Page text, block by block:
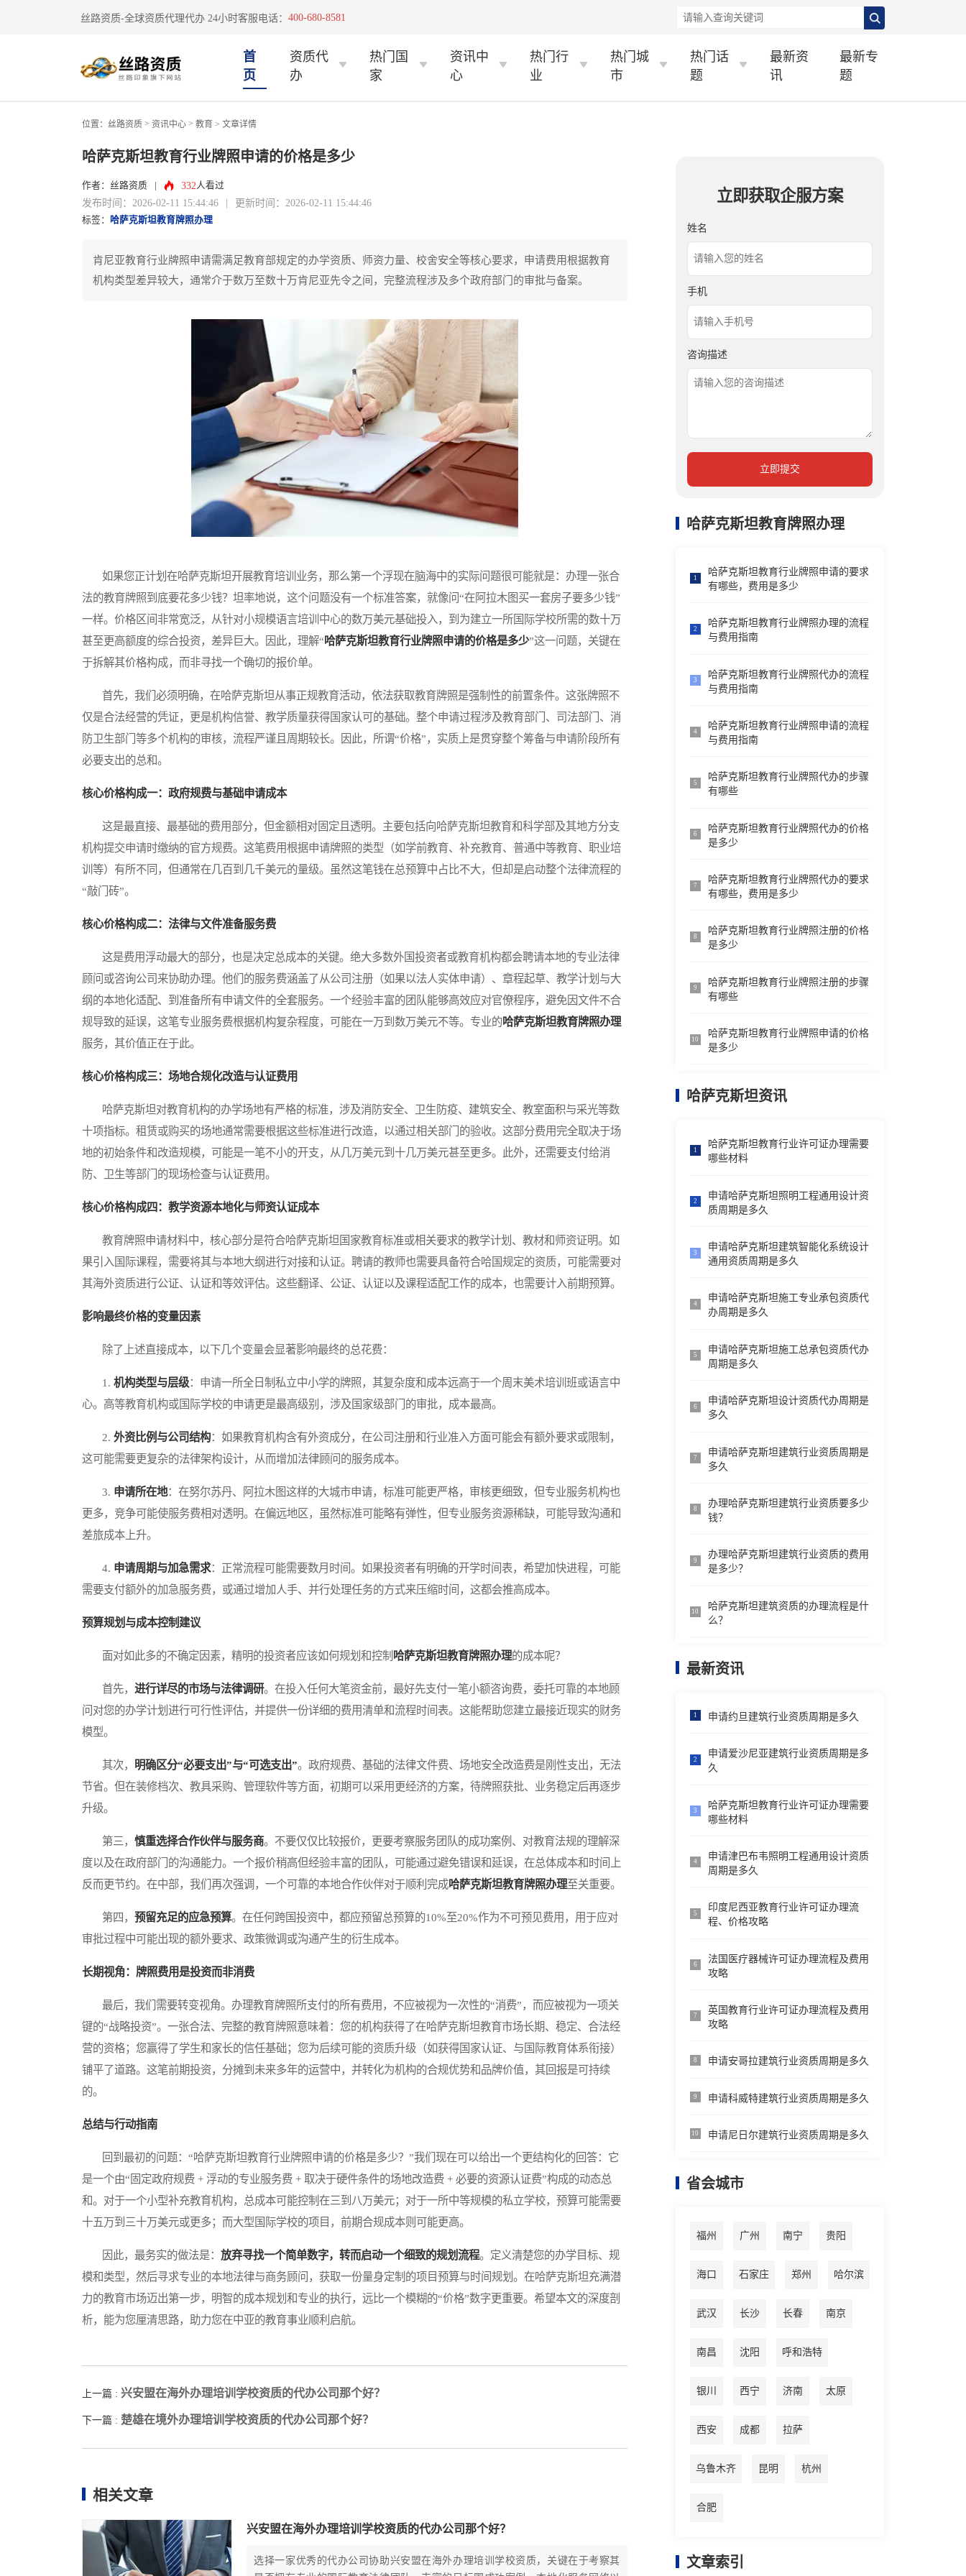
丝路资质-全球资质代理代办 24小时客服电话： 400-680-8581
首
页
资质代
办
热门国
家
资讯中
心
热门行
业
热门城
市
热门话
题
最新资
讯
最新专
题
位置： 丝路资质 > 资讯中心 > 教育 > 文章详情
哈萨克斯坦教育行业牌照申请的价格是多少
作者：丝路资质 332人看过
发布时间：2026-02-11 15:44:46 | 更新时间：2026-02-11 15:44:46
标签： 哈萨克斯坦教育牌照办理
肯尼亚教育行业牌照申请需满足教育部规定的办学资质、师资力量、校舍安全等核心要求，申请费用根据教育
机构类型差异较大，通常介于数万至数十万肯尼亚先令之间，完整流程涉及多个政府部门的审批与备案。
如果您正计划在哈萨克斯坦开展教育培训业务，那么第一个浮现在脑海中的实际问题很可能就是：办理一张合
法的教育牌照到底要花多少钱？坦率地说，这个问题没有一个标准答案，就像问“在阿拉木图买一套房子要多少钱”
一样。价格区间非常宽泛，从针对小规模语言培训中心的数万美元基础投入，到为建立一所国际学校所需的数十万
甚至更高额度的综合投资，差异巨大。因此，理解“哈萨克斯坦教育行业牌照申请的价格是多少”这一问题，关键在
于拆解其价格构成，而非寻找一个确切的报价单。
首先，我们必须明确，在哈萨克斯坦从事正规教育活动，依法获取教育牌照是强制性的前置条件。这张牌照不
仅是合法经营的凭证，更是机构信誉、教学质量获得国家认可的基础。整个申请过程涉及教育部门、司法部门、消
防卫生部门等多个机构的审核，流程严谨且周期较长。因此，所谓“价格”，实质上是贯穿整个筹备与申请阶段所有
必要支出的总和。
核心价格构成一：政府规费与基础申请成本
这是最直接、最基础的费用部分，但金额相对固定且透明。主要包括向哈萨克斯坦教育和科学部及其地方分支
机构提交申请时缴纳的官方规费。这笔费用根据申请牌照的类型（如学前教育、补充教育、普通中等教育、职业培
训等）有所不同，但通常在几百到几千美元的量级。虽然这笔钱在总预算中占比不大，但却是启动整个法律流程的
“敲门砖”。
核心价格构成二：法律与文件准备服务费
这是费用浮动最大的部分，也是决定总成本的关键。绝大多数外国投资者或教育机构都会聘请本地的专业法律
顾问或咨询公司来协助办理。他们的服务费涵盖了从公司注册（如果以法人实体申请）、章程起草、教学计划与大
纲的本地化适配、到准备所有申请文件的全套服务。一个经验丰富的团队能够高效应对官僚程序，避免因文件不合
规导致的延误，这笔专业服务费根据机构复杂程度，可能在一万到数万美元不等。专业的哈萨克斯坦教育牌照办理
服务，其价值正在于此。
核心价格构成三：场地合规化改造与认证费用
哈萨克斯坦对教育机构的办学场地有严格的标准，涉及消防安全、卫生防疫、建筑安全、教室面积与采光等数
十项指标。租赁或购买的场地通常需要根据这些标准进行改造，以通过相关部门的验收。这部分费用完全取决于场
地的初始条件和改造规模，可能是一笔不小的开支，从几万美元到十几万美元甚至更多。此外，还需要支付给消
防、卫生等部门的现场检查与认证费用。
核心价格构成四：教学资源本地化与师资认证成本
教育牌照申请材料中，核心部分是符合哈萨克斯坦国家教育标准或相关要求的教学计划、教材和师资证明。如
果引入国际课程，需要将其与本地大纲进行对接和认证。聘请的教师也需要具备符合哈国规定的资质，可能需要对
其海外资质进行公证、认证和等效评估。这些翻译、公证、认证以及课程适配工作的成本，也需要计入前期预算。
影响最终价格的变量因素
除了上述直接成本，以下几个变量会显著影响最终的总花费：
1. 机构类型与层级：申请一所全日制私立中小学的牌照，其复杂度和成本远高于一个周末美术培训班或语言中
心。高等教育机构或国际学校的申请更是最高级别，涉及国家级部门的审批，成本最高。
2. 外资比例与公司结构：如果教育机构含有外资成分，在公司注册和行业准入方面可能会有额外要求或限制，
这可能需要更复杂的法律架构设计，从而增加法律顾问的服务成本。
3. 申请所在地：在努尔苏丹、阿拉木图这样的大城市申请，标准可能更严格，审核更细致，但专业服务机构也
更多，竞争可能使服务费相对透明。在偏远地区，虽然标准可能略有弹性，但专业服务资源稀缺，可能导致沟通和
差旅成本上升。
4. 申请周期与加急需求：正常流程可能需要数月时间。如果投资者有明确的开学时间表，希望加快进程，可能
需要支付额外的加急服务费，或通过增加人手、并行处理任务的方式来压缩时间，这都会推高成本。
预算规划与成本控制建议
面对如此多的不确定因素，精明的投资者应该如何规划和控制 哈萨克斯坦教育牌照办理的成本呢？
首先， 进行详尽的市场与法律调研。在投入任何大笔资金前，最好先支付一笔小额咨询费，委托可靠的本地顾
问对您的办学计划进行可行性评估，并提供一份详细的费用清单和流程时间表。这能帮助您建立最接近现实的财务
模型。
其次， 明确区分“必要支出”与“可选支出”。政府规费、基础的法律文件费、场地安全改造费是刚性支出，无法
节省。但在装修档次、教具采购、管理软件等方面，初期可以采用更经济的方案，待牌照获批、业务稳定后再逐步
升级。
第三， 慎重选择合作伙伴与服务商。不要仅仅比较报价，更要考察服务团队的成功案例、对教育法规的理解深
度以及在政府部门的沟通能力。一个报价稍高但经验丰富的团队，可能通过避免错误和延误，在总体成本和时间上
反而更节约。在中部，我们再次强调，一个可靠的本地合作伙伴对于顺利完成哈萨克斯坦教育牌照办理至关重要。
第四， 预留充足的应急预算。在任何跨国投资中，都应预留总预算的10%至20%作为不可预见费用，用于应对
审批过程中可能出现的额外要求、政策微调或沟通产生的衍生成本。
长期视角：牌照费用是投资而非消费
最后，我们需要转变视角。办理教育牌照所支付的所有费用，不应被视为一次性的“消费”，而应被视为一项关
键的“战略投资”。一张合法、完整的教育牌照意味着：您的机构获得了在哈萨克斯坦教育市场长期、稳定、合法经
营的资格；您赢得了学生和家长的信任基础；您为后续可能的资质升级（如获得国家认证、与国际教育体系衔接）
铺平了道路。这笔前期投资，分摊到未来多年的运营中，并转化为机构的合规优势和品牌价值，其回报是可持续
的。
总结与行动指南
回到最初的问题：“哈萨克斯坦教育行业牌照申请的价格是多少？”我们现在可以给出一个更结构化的回答：它
是一个由“固定政府规费 + 浮动的专业服务费 + 取决于硬件条件的场地改造费 + 必要的资源认证费”构成的动态总
和。对于一个小型补充教育机构，总成本可能控制在三到八万美元；对于一所中等规模的私立学校，预算可能需要
十五万到三十万美元或更多；而大型国际学校的项目，前期合规成本则可能更高。
因此，最务实的做法是： 放弃寻找一个简单数字，转而启动一个细致的规划流程。定义清楚您的办学目标、规
模和类型，然后寻求专业的本地法律与商务顾问，获取一份量身定制的项目预算与时间规划。在哈萨克斯坦充满潜
力的教育市场迈出第一步，明智的成本规划和专业的执行，远比一个模糊的“价格”数字更重要。希望本文的深度剖
析，能为您厘清思路，助力您在中亚的教育事业顺利启航。
上一篇 : 兴安盟在海外办理培训学校资质的代办公司那个好？
下一篇 : 楚雄在境外办理培训学校资质的代办公司那个好？
相关文章
兴安盟在海外办理培训学校资质的代办公司那个好？
选择一家优秀的代办公司协助兴安盟在海外办理培训学校资质，关键在于考察其
立即获取企服方案
姓名
手机
咨询描述
立即提交
哈萨克斯坦教育牌照办理
1
哈萨克斯坦教育行业牌照申请的要求
有哪些，费用是多少
2
哈萨克斯坦教育行业牌照办理的流程
与费用指南
3
哈萨克斯坦教育行业牌照代办的流程
与费用指南
4
哈萨克斯坦教育行业牌照申请的流程
与费用指南
5
哈萨克斯坦教育行业牌照代办的步骤
有哪些
6
哈萨克斯坦教育行业牌照代办的价格
是多少
7
哈萨克斯坦教育行业牌照代办的要求
有哪些，费用是多少
8
哈萨克斯坦教育行业牌照注册的价格
是多少
9
哈萨克斯坦教育行业牌照注册的步骤
有哪些
10
哈萨克斯坦教育行业牌照申请的价格
是多少
哈萨克斯坦资讯
1
哈萨克斯坦教育行业许可证办理需要
哪些材料
2
申请哈萨克斯坦照明工程通用设计资
质周期是多久
3
申请哈萨克斯坦建筑智能化系统设计
通用资质周期是多久
4
申请哈萨克斯坦施工专业承包资质代
办周期是多久
5
申请哈萨克斯坦施工总承包资质代办
周期是多久
6
申请哈萨克斯坦设计资质代办周期是
多久
7
申请哈萨克斯坦建筑行业资质周期是
多久
8
办理哈萨克斯坦建筑行业资质要多少
钱？
9
办理哈萨克斯坦建筑行业资质的费用
是多少？
10
哈萨克斯坦建筑资质的办理流程是什
么？
最新资讯
1 申请约旦建筑行业资质周期是多久
2
申请爱沙尼亚建筑行业资质周期是多
久
3
哈萨克斯坦教育行业许可证办理需要
哪些材料
4
申请津巴布韦照明工程通用设计资质
周期是多久
5
印度尼西亚教育行业许可证办理流
程、价格攻略
6
法国医疗器械许可证办理流程及费用
攻略
7
英国教育行业许可证办理流程及费用
攻略
8 申请安哥拉建筑行业资质周期是多久
9 申请科威特建筑行业资质周期是多久
10 申请尼日尔建筑行业资质周期是多久
省会城市
福州 广州 南宁 贵阳
海口 石家庄 郑州 哈尔滨
武汉 长沙 长春 南京
南昌 沈阳 呼和浩特
银川 西宁 济南 太原
西安 成都 拉萨
乌鲁木齐 昆明 杭州
合肥
文章索引